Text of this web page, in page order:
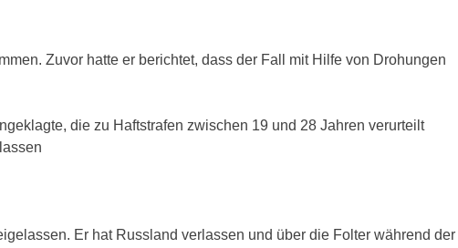
Zuvor hatte er berichtet, dass der Fall mit Hilfe von Drohungen
die zu Haftstrafen zwischen 19 und 28 Jahren verurteilt
Er hat Russland verlassen und über die Folter während der